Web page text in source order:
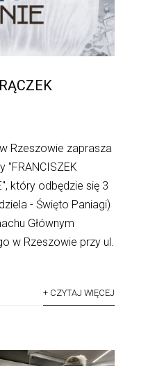
Rzeszowie zaprasza
"FRANCISZEK
który odbędzie się 3
- Święto Paniagi)
Głównym
w Rzeszowie przy ul.
+ CZYTAJ WIĘCEJ